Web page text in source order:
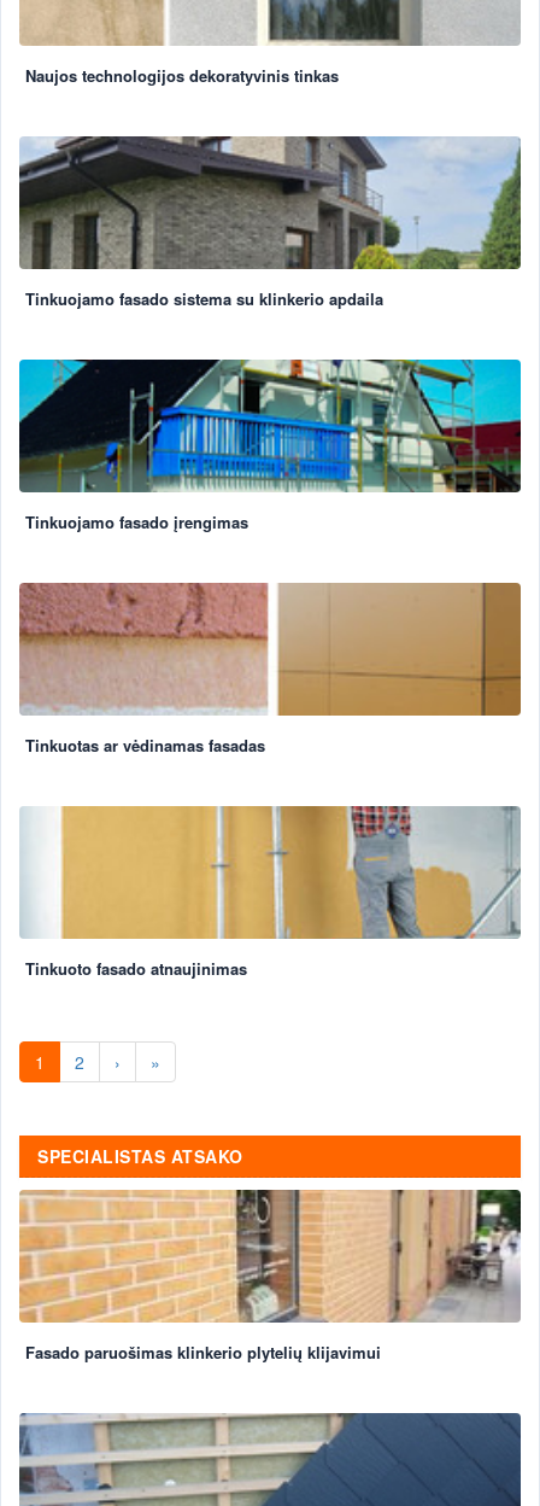
Naujos technologijos dekoratyvinis tinkas
Tinkuojamo fasado sistema su klinkerio apdaila
Tinkuojamo fasado įrengimas
Tinkuotas ar vėdinamas fasadas
Tinkuoto fasado atnaujinimas
1 2 › »
SPECIALISTAS ATSAKO
Fasado paruošimas klinkerio plytelių klijavimui